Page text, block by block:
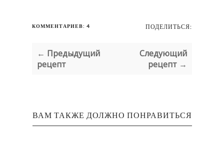
КОММЕНТАРИЕВ: 4 ПОДЕЛИТЬСЯ:
← Предыдущий
рецепт
Следующий
рецепт →
ВАМ ТАКЖЕ ДОЛЖНО ПОНРАВИТЬСЯ